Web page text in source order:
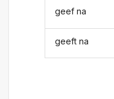
geef na
geeft na